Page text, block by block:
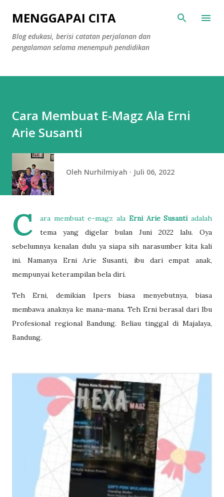
Langsung ke konten utama
MENGGAPAI CITA
Blog edukasi, berisi catatan perjalanan dan
pengalaman selama menempuh pendidikan
Cara Membuat E-Magz Ala Erni
Arie Susanti
Oleh Nurhilmiyah Juli 06, 2022
C ara membuat e-magz ala Erni Arie Susantiadalah
tema yang digelar bulan Juni 2022 lalu. Oya
sebelumnya kenalan dulu ya siapa sih narasumber kita kali
ini. Namanya Erni Arie Susanti, ibu dari empat anak,
mempunyai keterampilan bela diri.
Teh Erni, demikian Ipers biasa menyebutnya, biasa
membawa anaknya ke mana-mana. Teh Erni berasal dari Ibu
Profesional regional Bandung. Beliau tinggal di Majalaya,
Bandung.